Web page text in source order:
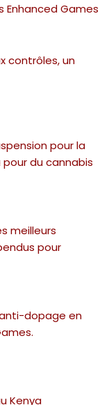
Games
contrôles, un
pour la
du cannabis
meilleurs
pour
dopage en
Kenya